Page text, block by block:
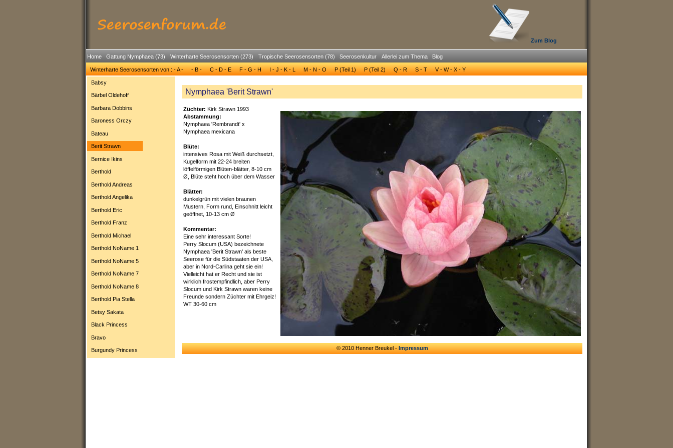
Zum Blog
Home Gattung Nymphaea (73) Winterharte Seerosensorten (273) Tropische Seerosensorten (78) Seerosenkultur Allerlei zum Thema Blog
Winterharte Seerosensorten von : - A - - B - C - D - E F - G - H I - J - K - L M - N - O P (Teil 1) P (Teil 2) Q - R S - T V - W - X - Y
Nymphaea 'Berit Strawn'
Züchter: Kirk Strawn 1993
Abstammung:
Nymphaea 'Rembrandt' x
Nymphaea mexicana
Blüte:
intensives Rosa mit Weiß durchsetzt,
Kugelform mit 22-24 breiten
löffelförmigen Blüten-blätter, 8-10 cm
Ø, Blüte steht hoch über dem Wasser
Blätter:
dunkelgrün mit vielen braunen
Mustern, Form rund, Einschnitt leicht
geöffnet, 10-13 cm Ø
Kommentar:
Eine sehr interessant Sorte!
Perry Slocum (USA) bezeichnete
Nymphaea 'Berit Strawn' als beste
Seerose für die Südstaaten der USA,
aber in Nord-Carlina geht sie ein!
Vielleicht hat er Recht und sie ist
wirklich frostempfindlich, aber Perry
Slocum und Kirk Strawn waren keine
Freunde sondern Züchter mit Ehrgeiz!
WT 30-60 cm
© 2010 Henner Breukel -Impressum
Babsy
Bärbel Oldehoff
Barbara Dobbins
Baroness Orczy
Bateau
Berit Strawn
Bernice Ikins
Berthold
Berthold Andreas
Berthold Angelika
Berthold Eric
Berthold Franz
Berthold Michael
Berthold NoName 1
Berthold NoName 5
Berthold NoName 7
Berthold NoName 8
Berthold Pia Stella
Betsy Sakata
Black Princess
Bravo
Burgundy Princess